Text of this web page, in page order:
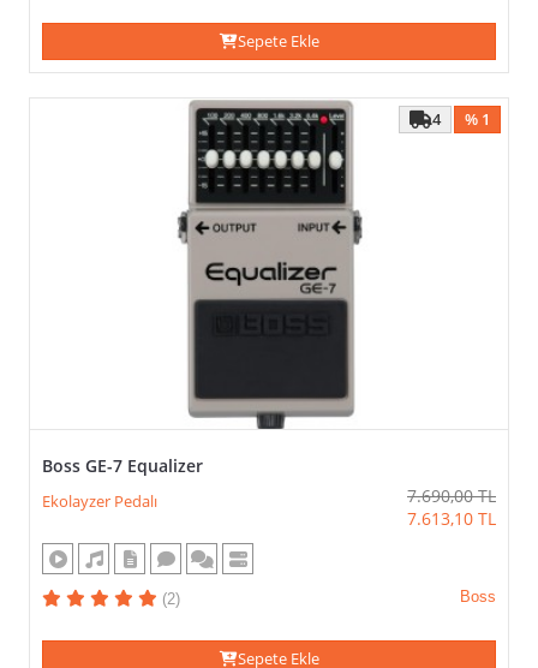
Sepete Ekle
% 1
4
Boss GE-7 Equalizer
Ekolayzer Pedalı 7.690,00 TL
7.613,10 TL
(2) Boss
Sepete Ekle